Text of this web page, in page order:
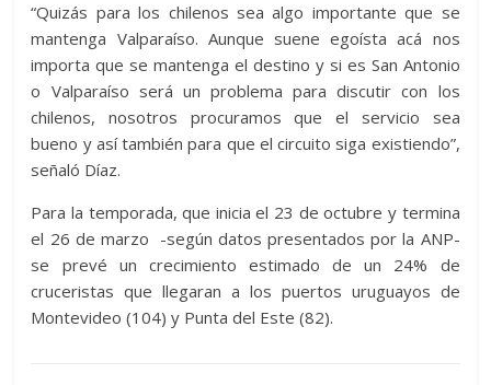
“Quizás para los chilenos sea algo importante que se
mantenga Valparaíso. Aunque suene egoísta acá nos
importa que se mantenga el destino y si es San Antonio
o Valparaíso será un problema para discutir con los
chilenos, nosotros procuramos que el servicio sea
bueno y así también para que el circuito siga existiendo”,
señaló Díaz.
Para la temporada, que inicia el 23 de octubre y termina
el 26 de marzo -según datos presentados por la ANP-
se prevé un crecimiento estimado de un 24% de
cruceristas que llegaran a los puertos uruguayos de
Montevideo (104) y Punta del Este (82).